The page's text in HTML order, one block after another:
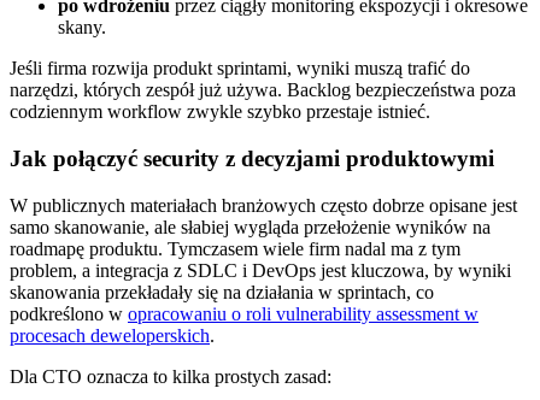
po wdrożeniu przez ciągły monitoring ekspozycji i okresowe
skany.
Jeśli firma rozwija produkt sprintami, wyniki muszą trafić do
narzędzi, których zespół już używa. Backlog bezpieczeństwa poza
codziennym workflow zwykle szybko przestaje istnieć.
Jak połączyć security z decyzjami produktowymi
W publicznych materiałach branżowych często dobrze opisane jest
samo skanowanie, ale słabiej wygląda przełożenie wyników na
roadmapę produktu. Tymczasem wiele firm nadal ma z tym
problem, a integracja z SDLC i DevOps jest kluczowa, by wyniki
skanowania przekładały się na działania w sprintach, co
podkreślono w opracowaniu o roli vulnerability assessment w
procesach deweloperskich.
Dla CTO oznacza to kilka prostych zasad: